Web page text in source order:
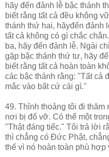
hãy đến đảnh lễ bậc thánh
biết rằng tất cả đều không
thánh thứ hai, hãyđến đảnh
tất cả không có gì chắc
ba, hãy đến đảnh lễ. Ngài
gặp bậc thánh thứ tư, hãy
biết rằng tất cả hoàn toàn
các bậc thánh rằng: "Tất cả
mắc vào bất cứ cái gì."
49. Thỉnh thoảng tôi đi thăm
nơi bị đổ vỡ. Có thể một
"Thật đáng tiếc." Tôi trả lời
thì chẳng có Đức Phật,
thế vì nó hoàn toàn phù